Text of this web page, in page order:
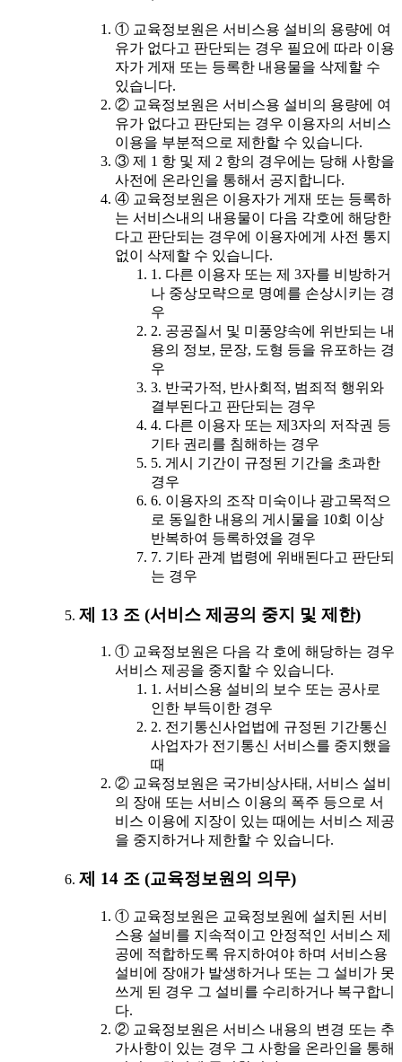
① 교육정보원은 서비스용 설비의 용량에 여
유가 없다고 판단되는 경우 필요에 따라 이용
자가 게재 또는 등록한 내용물을 삭제할 수
있습니다.
② 교육정보원은 서비스용 설비의 용량에 여
유가 없다고 판단되는 경우 이용자의 서비스
이용을 부분적으로 제한할 수 있습니다.
③ 제 1 항 및 제 2 항의 경우에는 당해 사항을
사전에 온라인을 통해서 공지합니다.
④ 교육정보원은 이용자가 게재 또는 등록하
는 서비스내의 내용물이 다음 각호에 해당한
다고 판단되는 경우에 이용자에게 사전 통지
없이 삭제할 수 있습니다.
1. 다른 이용자 또는 제 3자를 비방하거
나 중상모략으로 명예를 손상시키는 경
우
2. 공공질서 및 미풍양속에 위반되는 내
용의 정보, 문장, 도형 등을 유포하는 경
우
3. 반국가적, 반사회적, 범죄적 행위와
결부된다고 판단되는 경우
4. 다른 이용자 또는 제3자의 저작권 등
기타 권리를 침해하는 경우
5. 게시 기간이 규정된 기간을 초과한
경우
6. 이용자의 조작 미숙이나 광고목적으
로 동일한 내용의 게시물을 10회 이상
반복하여 등록하였을 경우
7. 기타 관계 법령에 위배된다고 판단되
는 경우
제 13 조 (서비스 제공의 중지 및 제한)
① 교육정보원은 다음 각 호에 해당하는 경우
서비스 제공을 중지할 수 있습니다.
1. 서비스용 설비의 보수 또는 공사로
인한 부득이한 경우
2. 전기통신사업법에 규정된 기간통신
사업자가 전기통신 서비스를 중지했을
때
② 교육정보원은 국가비상사태, 서비스 설비
의 장애 또는 서비스 이용의 폭주 등으로 서
비스 이용에 지장이 있는 때에는 서비스 제공
을 중지하거나 제한할 수 있습니다.
제 14 조 (교육정보원의 의무)
① 교육정보원은 교육정보원에 설치된 서비
스용 설비를 지속적이고 안정적인 서비스 제
공에 적합하도록 유지하여야 하며 서비스용
설비에 장애가 발생하거나 또는 그 설비가 못
쓰게 된 경우 그 설비를 수리하거나 복구합니
다.
② 교육정보원은 서비스 내용의 변경 또는 추
가사항이 있는 경우 그 사항을 온라인을 통해